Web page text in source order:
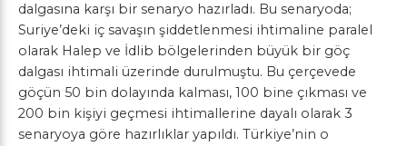
dalgasına karşı bir senaryo hazırladı. Bu senaryoda;
Suriye’deki iç savaşın şiddetlenmesi ihtimaline paralel
olarak Halep ve İdlib bölgelerinden büyük bir göç
dalgası ihtimali üzerinde durulmuştu. Bu çerçevede
göçün 50 bin dolayında kalması, 100 bine çıkması ve
200 bin kişiyi geçmesi ihtimallerine dayalı olarak 3
senaryoya göre hazırlıklar yapıldı. Türkiye’nin o